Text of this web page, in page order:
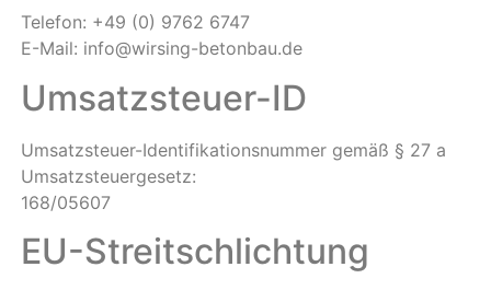
Telefon: +49 (0) 9762 6747
E-Mail: info@wirsing-betonbau.de
Umsatzsteuer-ID
Umsatzsteuer-Identifikationsnummer gemäß § 27 a
Umsatzsteuergesetz:
168/05607
EU-Streitschlichtung